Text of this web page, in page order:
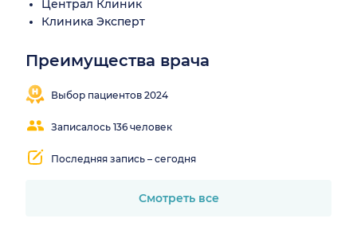
Централ Клиник
Клиника Эксперт
Преимущества врача
Выбор пациентов 2024
Записалось 136 человек
Последняя запись – сегодня
Смотреть все